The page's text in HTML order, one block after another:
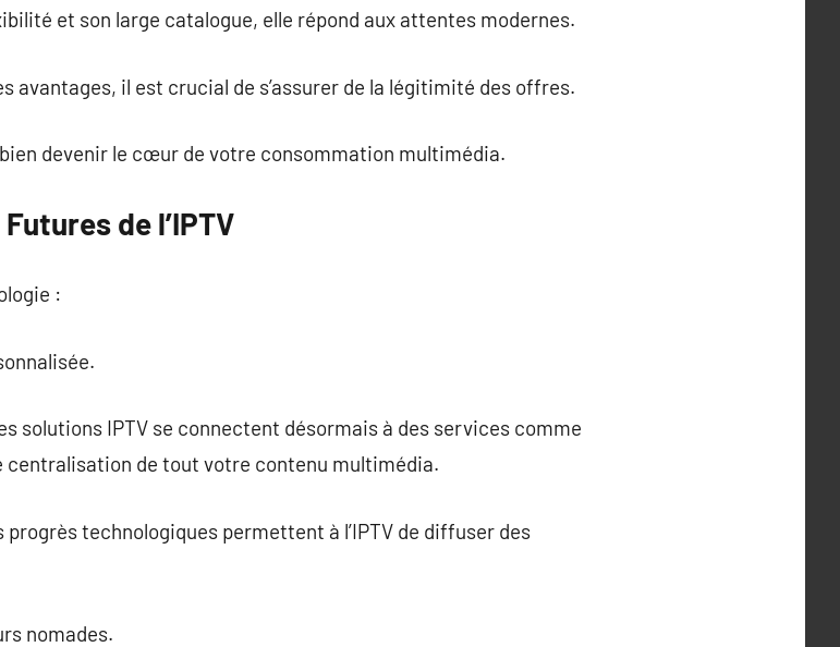
et son large catalogue, elle répond aux attentes modernes.
avantages, il est crucial de s’assurer de la légitimité des offres.
devenir le cœur de votre consommation multimédia.
de l’IPTV
:
solutions IPTV se connectent désormais à des services comme
de tout votre contenu multimédia.
progrès technologiques permettent à l’IPTV de diffuser des
nomades.